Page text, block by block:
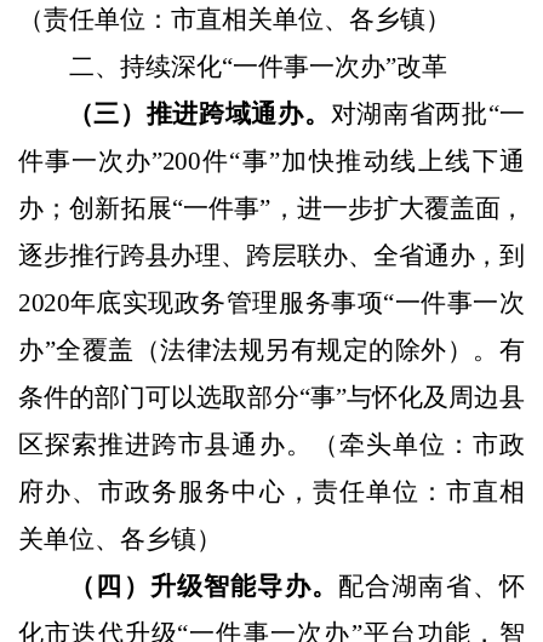
（责任单位：市直相关单位、各乡镇）
二、持续深化“一件事一次办”改革
（三）推进跨域通办。 对湖南省两批“一
件事一次办”200件“事”加快推动线上线下通
办；创新拓展“一件事”，进一步扩大覆盖面，
逐步推行跨县办理、跨层联办、全省通办，到
2020年底实现政务管理服务事项“一件事一次
办”全覆盖（法律法规另有规定的除外）。有
条件的部门可以选取部分“事”与怀化及周边县
区探索推进跨市县通办。
（牵头单位：市政
府办、市政务服务中心，责任单位：市直相
关单位、各乡镇）
（四）升级智能导办。 配合湖南省、怀
化市迭代升级“一件事一次办”平台功能，智